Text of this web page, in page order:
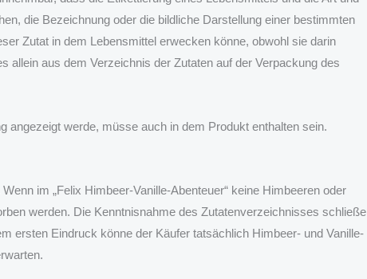
die Bezeichnung oder die bildliche Darstellung einer bestimmten
Zutat in dem Lebensmittel erwecken könne, obwohl sie darin
allein aus dem Verzeichnis der Zutaten auf der Verpackung des
angezeigt werde, müsse auch in dem Produkt enthalten sein.
im „Felix Himbeer-Vanille-Abenteuer“ keine Himbeeren oder
werden. Die Kenntnisnahme des Zutatenverzeichnisses schließe
ersten Eindruck könne der Käufer tatsächlich Himbeer- und Vanille-